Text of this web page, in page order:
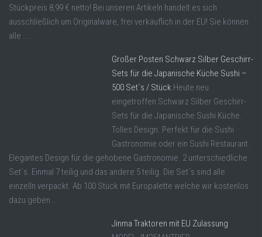
Stückpreis 8,99 € netto! Bei unseren Artikeln handelt es sich
ausschließlich um Originalware, frei verkäuflich in der EU! Sie können
alle ...
Großer Posten Schwarz Silber Geschirr-
Sets für die Japanische Küche Sushi –
500 Set´s / Stück Heute neu
eingetroffen Schwarz Silber Geschirr-
Sets für die Japanische Sushi Küche.
Tolles Design. Perfekt für die Sushi
Gastronomie oder ein Sushi Restaurant.
Elegantes Design für die gehobene Gastronomie. 2 unterschiedliche
Set´s. Einmal 7 teilig und das andere 5 teilig. Die Set´s sind alle
einzelln verpackt. Ab 100 Stück mit Europalette welche wir kostenlos
dazu geben ...
Jinma Traktoren mit EU Zulassung